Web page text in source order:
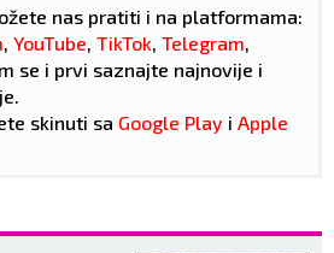
nas pratiti i na platformama:
, YouTube, TikTok, Telegram,
se i prvi saznajte najnovije i
skinuti sa Google Play i Apple